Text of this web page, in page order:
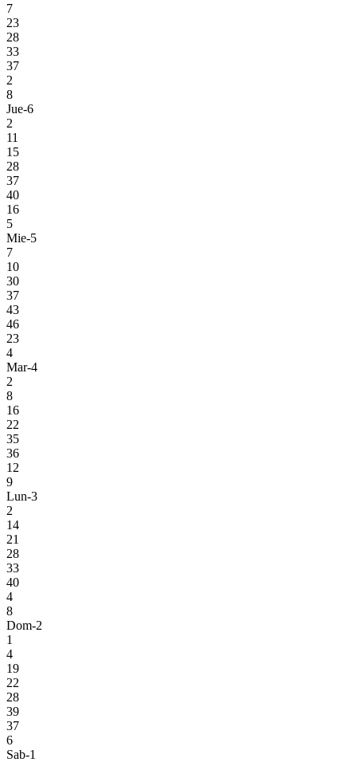
7
23
28
33
37
2
8
Jue-6
2
11
15
28
37
40
16
5
Mie-5
7
10
30
37
43
46
23
4
Mar-4
2
8
16
22
35
36
12
9
Lun-3
2
14
21
28
33
40
4
8
Dom-2
1
4
19
22
28
39
37
6
Sab-1